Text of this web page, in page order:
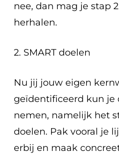
nee, dan mag je stap
herhalen.
2. SMART doelen
Nu jij jouw eigen
geïdentificeerd kun je
nemen, namelijk het
doelen. Pak vooral je
erbij en maak